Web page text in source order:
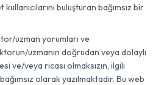
buluşturan bağımsız bir
uzman yorumları ve
uzmanın doğrudan veya dolaylı
ve/veya ricası olmaksızın, ilgili
olarak yazılmaktadır. Bu web